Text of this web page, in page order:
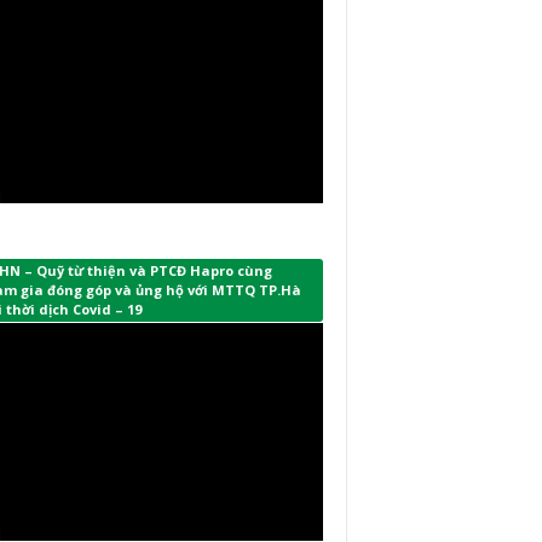
– Quỹ từ thiện và PTCĐ Hapro cùng
gia đóng góp và ủng hộ với MTTQ TP.Hà
thời dịch Covid – 19